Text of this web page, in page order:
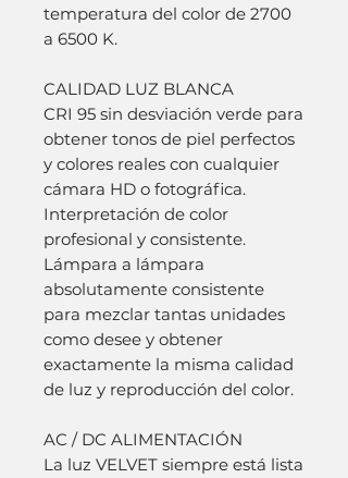
temperatura del color de 2700
a 6500 K.
CALIDAD LUZ BLANCA
CRI 95 sin desviación verde para
obtener tonos de piel perfectos
y colores reales con cualquier
cámara HD o fotográfica.
Interpretación de color
profesional y consistente.
Lámpara a lámpara
absolutamente consistente
para mezclar tantas unidades
como desee y obtener
exactamente la misma calidad
de luz y reproducción del color.
AC / DC ALIMENTACIÓN
La luz VELVET siempre está lista